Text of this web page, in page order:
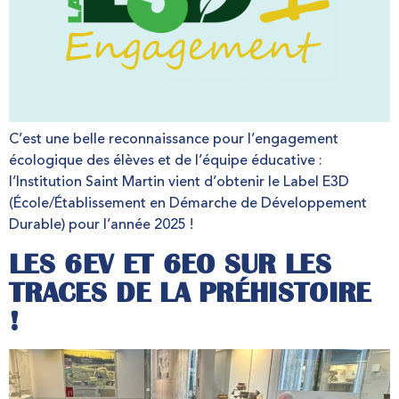
C’est une belle reconnaissance pour l’engagement
écologique des élèves et de l’équipe éducative :
l’Institution Saint Martin vient d’obtenir le Label E3D
(École/Établissement en Démarche de Développement
Durable) pour l’année 2025 !
LES 6EV ET 6EO SUR LES
TRACES DE LA PRÉHISTOIRE
!